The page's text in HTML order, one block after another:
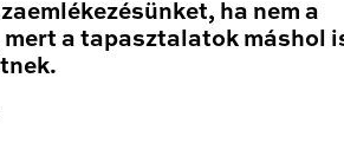
ha nem a
mert a tapasztalatok máshol